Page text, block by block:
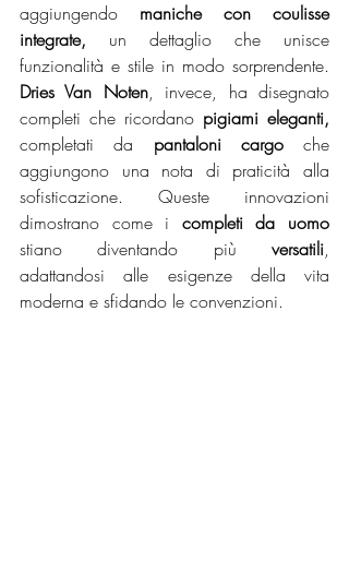
aggiungendo maniche con coulisse
integrate, un dettaglio che unisce
Dries Van Noten, invece, ha disegnato
completi che ricordano pigiami eleganti,
completati da pantaloni cargo che
aggiungono una nota di praticità alla
sofisticazione. Queste innovazioni
dimostrano come i
stiano diventando più versatili,
adattandosi alle esigenze della vita
moderna e sfidando le convenzioni.